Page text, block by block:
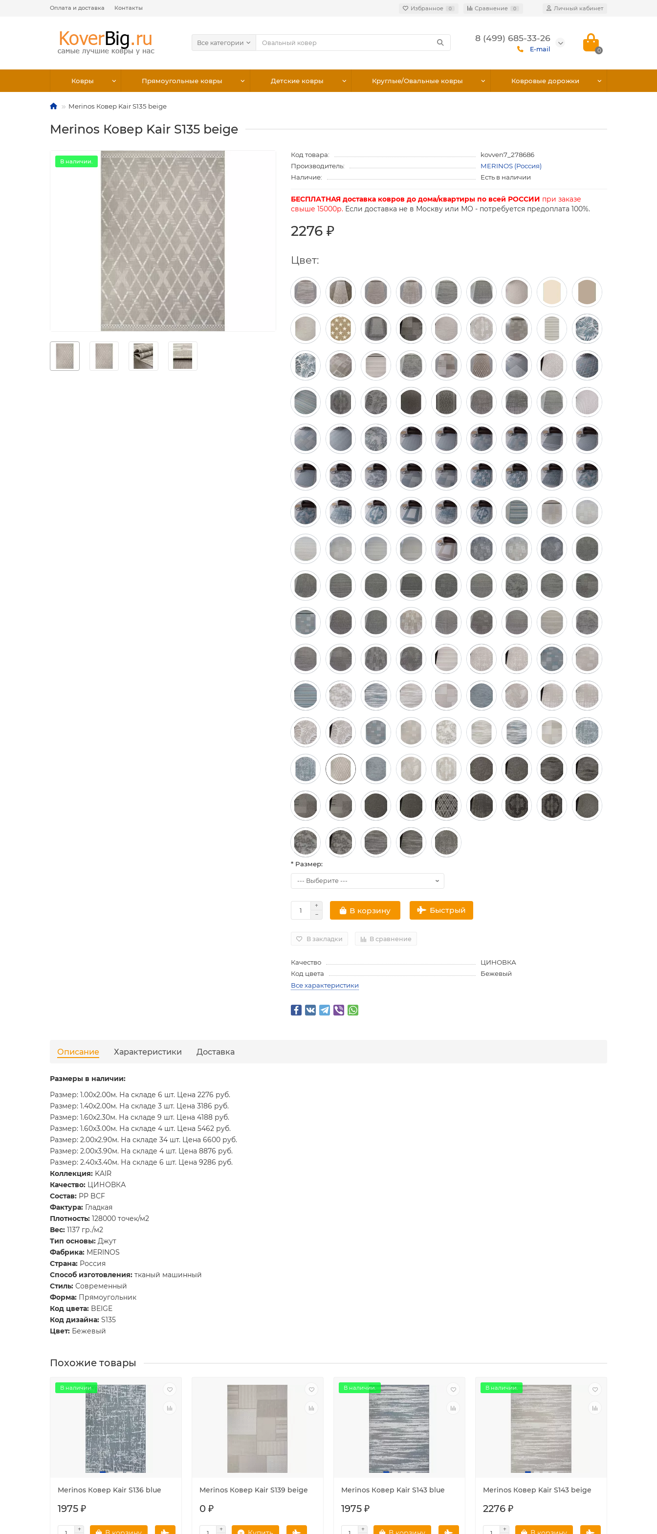
Оплата и доставка Контакты Избранное 0 Сравнение 0 Личный кабинет
Все категории 8 (499) 685-33-26
E-mail 0
Ковры Прямоугольные ковры Детские ковры Круглые/Овальные ковры Ковровые дорожки
Merinos Ковер Kair S135 beige
Merinos Ковер Kair S135 beige
В наличии.
Код товара:
kovven7_278686
Производитель:
MERINOS (Россия)
Наличие:
Есть в наличии
БЕСПЛАТНАЯ доставка ковров до дома/квартиры по всей РОССИИ при заказе
свыше 15000р. Если доставка не в Москву или МО - потребуется предоплата 100%.
2276 ₽
Цвет:
* Размер:
В корзину Быстрый
В закладки В сравнение
Качество
ЦИНОВКА
Код цвета
Бежевый
Все характеристики
Описание Характеристики Доставка
Размеры в наличии:
Размер: 1.00x2.00м. На складе 6 шт. Цена 2276 руб.
Размер: 1.40x2.00м. На складе 3 шт. Цена 3186 руб.
Размер: 1.60x2.30м. На складе 9 шт. Цена 4188 руб.
Размер: 1.60x3.00м. На складе 4 шт. Цена 5462 руб.
Размер: 2.00x2.90м. На складе 34 шт. Цена 6600 руб.
Размер: 2.00x3.90м. На складе 4 шт. Цена 8876 руб.
Размер: 2.40x3.40м. На складе 6 шт. Цена 9286 руб.
Коллекция: KAIR
Качество: ЦИНОВКА
Состав: PP BCF
Фактура: Гладкая
Плотность: 128000 точек/м2
Вес: 1137 гр./м2
Тип основы: Джут
Фабрика: MERINOS
Страна: Россия
Способ изготовления: тканый машинный
Стиль: Современный
Форма: Прямоугольник
Код цвета: BEIGE
Код дизайна: S135
Цвет: Бежевый
Похожие товары
В наличии.
Merinos Ковер Kair S136 blue
1975 ₽
Merinos Ковер Kair S139 beige
0 ₽
В наличии.
Merinos Ковер Kair S143 blue
1975 ₽
В наличии.
Merinos Ковер Kair S143 beige
2276 ₽